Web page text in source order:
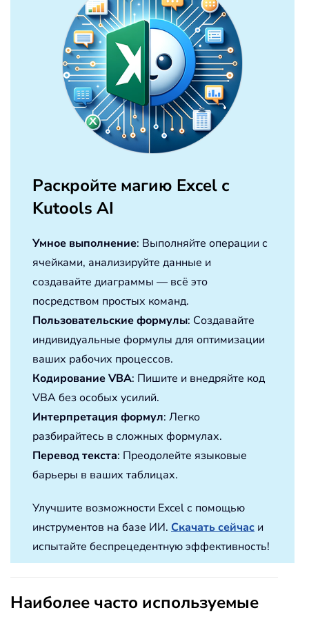
Раскройте магию Excel с
Kutools AI
Умное выполнение: Выполняйте операции с
ячейками, анализируйте данные и
создавайте диаграммы — всё это
посредством простых команд.
Пользовательские формулы: Создавайте
индивидуальные формулы для оптимизации
ваших рабочих процессов.
Кодирование VBA: Пишите и внедряйте код
VBA без особых усилий.
Интерпретация формул: Легко
разбирайтесь в сложных формулах.
Перевод текста: Преодолейте языковые
барьеры в ваших таблицах.
Улучшите возможности Excel с помощью
инструментов на базе ИИ. Скачать сейчас и
испытайте беспрецедентную эффективность!
Наиболее часто используемые